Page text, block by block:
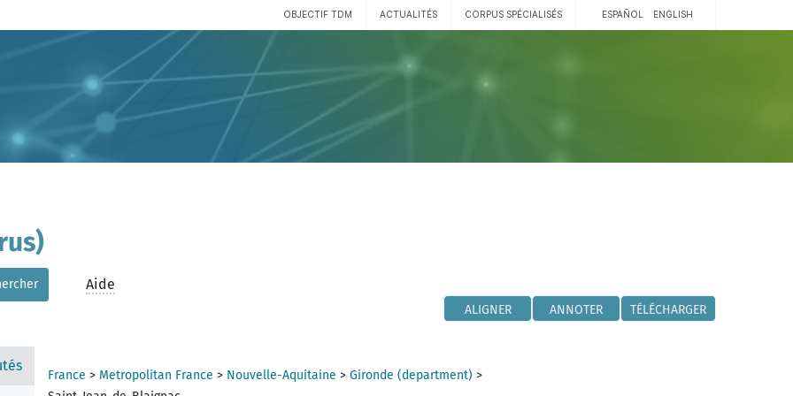
OBJECTIF TDM ACTUALITÉS CORPUS SPÉCIALISÉS ESPAÑOL ENGLISH
Aide
ALIGNER ANNOTER TÉLÉCHARGER
France > Metropolitan France > Nouvelle-Aquitaine > Gironde (department) >